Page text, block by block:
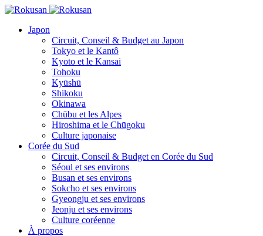
Japon
Circuit, Conseil & Budget au Japon
Tokyo et le Kantô
Kyoto et le Kansai
Tohoku
Kyūshū
Shikoku
Okinawa
Chūbu et les Alpes
Hiroshima et le Chūgoku
Culture japonaise
Corée du Sud
Circuit, Conseil & Budget en Corée du Sud
Séoul et ses environs
Busan et ses environs
Sokcho et ses environs
Gyeongju et ses environs
Jeonju et ses environs
Culture coréenne
À propos